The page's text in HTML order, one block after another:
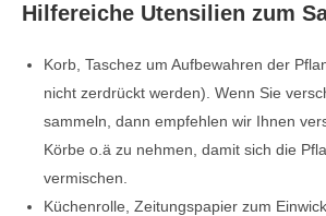
Hilfereiche Utensilien zum
Korb, Taschez um Aufbewahren der
nicht zerdrückt werden). Wenn Sie
sammeln, dann empfehlen wir Ihnen
Körbe o.ä zu nehmen, damit sich die
vermischen.
Küchenrolle, Zeitungspapier zum